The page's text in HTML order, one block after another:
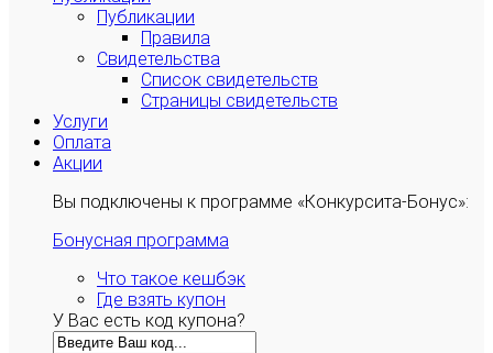
Публикации
Правила
Свидетельства
Список свидетельств
Страницы свидетельств
Услуги
Оплата
Акции
Вы подключены к программе «Конкурсита-Бонус»:
Бонусная программа
Что такое кешбэк
Где взять купон
У Вас есть код купона?